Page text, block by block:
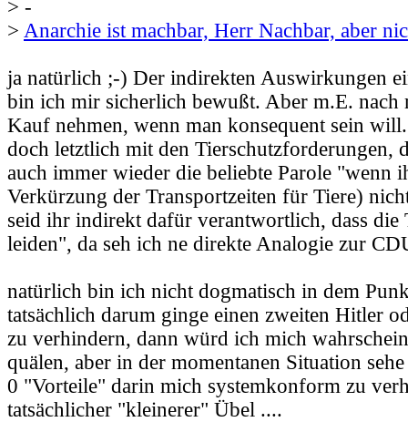
> -
> Anarchie ist machbar, Herr Nachbar, aber
ja natürlich ;-) Der indirekten Auswirkungen
bin ich mir sicherlich bewußt. Aber m.E. nach
Kauf nehmen, wenn man konsequent sein
doch letztlich mit den Tierschutzforderungen,
auch immer wieder die beliebte Parole "wenn
Verkürzung der Transportzeiten für Tiere)
seid ihr indirekt dafür verantwortlich, dass die
leiden", da seh ich ne direkte Analogie zur
natürlich bin ich nicht dogmatisch in dem
tatsächlich darum ginge einen zweiten Hitler
zu verhindern, dann würd ich mich
quälen, aber in der momentanen Situation
0 "Vorteile" darin mich systemkonform zu
tatsächlicher "kleinerer" Übel ....